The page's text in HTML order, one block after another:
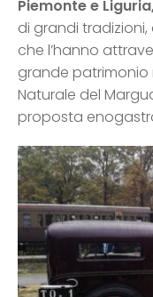
Piemonte e
di grandi
che l’hanno
grande patrimonio
Naturale del
proposta